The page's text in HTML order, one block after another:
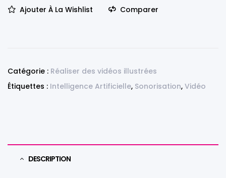
Ajouter À La Wishlist Comparer
Catégorie : Réaliser des vidéos illustrées
Étiquettes : Intelligence Artificielle, Sonorisation, Vidéo
DESCRIPTION